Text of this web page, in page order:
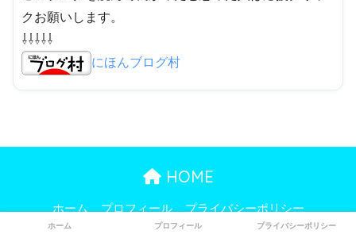
クお願いします。
⇩⇩⇩⇩⇩
にほんブログ村
HOME
ホーム プロフィール プライバシーポリシー
ホーム プロフィール プライバシーポリシー